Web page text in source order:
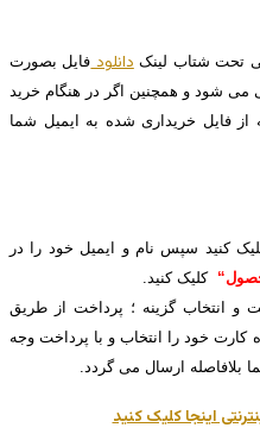
تحت شتاب لینک دانلودفایل بصورت
می شود و همچنین اگر در هنگام خرید
از فایل خریداری شده به ایمیل شما
کنید سپس نام و ایمیل خود را در
کلیک کنید.
و انتخاب گزینه ؛ پرداخت از طریق
کارت خود را انتخاب و با پرداخت وجه
بلافاصله ارسال می گردد.
اینجا کلیک کنید